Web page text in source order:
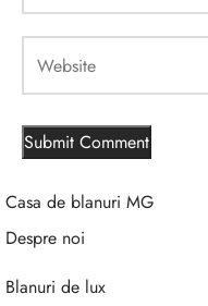
Casa de blanuri MG
Despre noi
Blanuri de lux